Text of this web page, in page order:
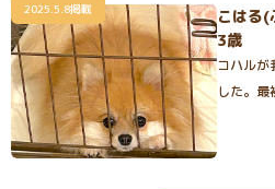
2025.5.8掲載
こはる
3歳
コハルが
した。